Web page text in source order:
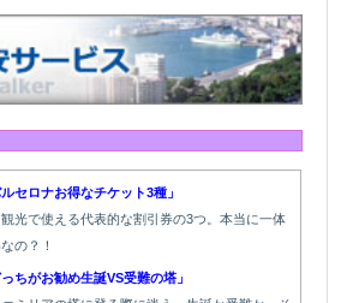
ルセロナお得なチケット3種」
光で使える代表的な割引券の3つ。本当に一体
の？！
っちがお勧め生誕VS受難の塔」